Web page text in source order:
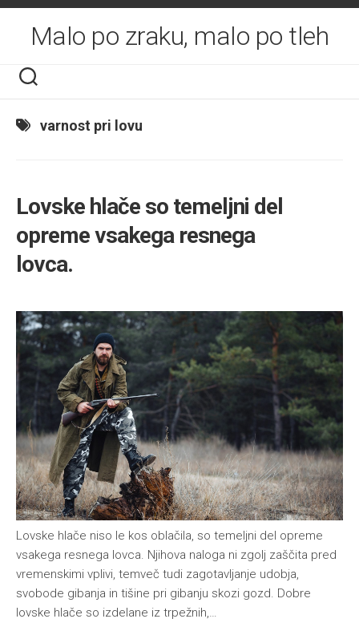
Skip
contentMalo po zraku, malo po tleh
varnost pri lovu
Lovske hlače so temeljni del
opreme vsakega resnega
lovca.
Lovske hlače niso le kos oblačila, so temeljni del opreme
vsakega resnega lovca. Njihova naloga ni zgolj zaščita pred
vremenskimi vplivi, temveč tudi zagotavljanje udobja,
svobode gibanja in tišine pri gibanju skozi gozd. Dobre
lovske hlače so izdelane iz trpežnih,…